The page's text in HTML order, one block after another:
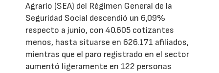
Agrario (SEA) del Régimen General de la
Seguridad Social descendió un 6,09%
respecto a junio, con 40.605 cotizantes
menos, hasta situarse en 626.171 afiliados,
mientras que el paro registrado en el sector
aumentó ligeramente en 122 personas